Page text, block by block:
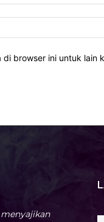
browser ini untuk lain